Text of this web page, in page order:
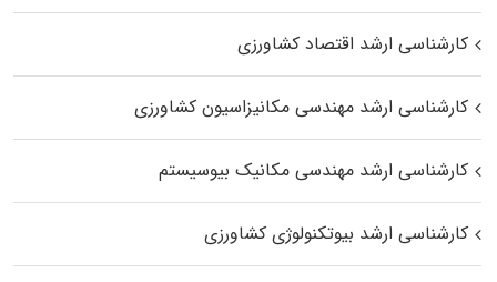
کارشناسی ارشد اقتصاد کشاورزی
کارشناسی ارشد مهندسی مکانیزاسیون کشاورزی
کارشناسی ارشد مهندسی مکانیک بیوسیستم
کارشناسی ارشد بیوتکنولوژی کشاورزی